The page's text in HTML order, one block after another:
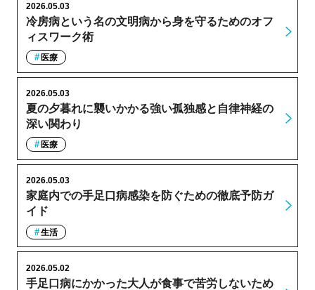
冷房病という名の文明病から身を守るためのオフ
ィスワーク術
2026.05.03
医療
夏の夕暮れに襲いかかる強い孤独感と自律神経の
深い関わり
2026.05.03
医療
家庭内での手足口病感染を防ぐための徹底予防ガ
イド
2026.05.03
生活
手足口病にかかった大人が食事で苦労しないため
2026.05.02